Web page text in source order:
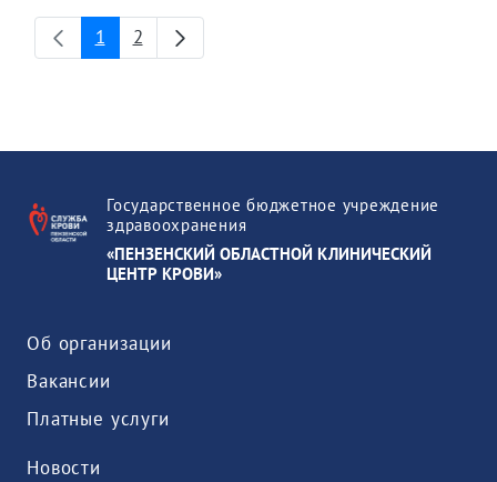
Страница
1 Страница
2
Государственное бюджетное учреждение
здравоохранения
«ПЕНЗЕНСКИЙ ОБЛАСТНОЙ КЛИНИЧЕСКИЙ
ЦЕНТР КРОВИ»
Об организации
Вакансии
Платные услуги
Новости